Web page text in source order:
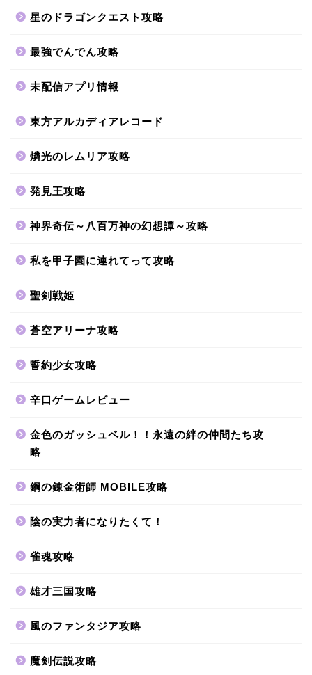
星のドラゴンクエスト攻略
最強でんでん攻略
未配信アプリ情報
東方アルカディアレコード
燐光のレムリア攻略
発見王攻略
神界奇伝～八百万神の幻想譚～攻略
私を甲子園に連れてって攻略
聖剣戦姫
蒼空アリーナ攻略
誓約少女攻略
辛口ゲームレビュー
金色のガッシュベル！！永遠の絆の仲間たち攻
略
鋼の錬金術師 MOBILE攻略
陰の実力者になりたくて！
雀魂攻略
雄才三国攻略
風のファンタジア攻略
魔剣伝説攻略